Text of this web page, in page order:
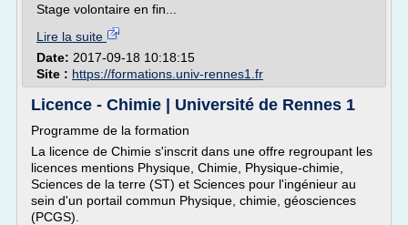
Stage volontaire en fin...
Lire la suite
Date: 2017-09-18 10:18:15
Site : https://formations.univ-rennes1.fr
Licence - Chimie | Université de Rennes 1
Programme de la formation
La licence de Chimie s'inscrit dans une offre regroupant les
licences mentions Physique, Chimie, Physique-chimie,
Sciences de la terre (ST) et Sciences pour l'ingénieur au
sein d'un portail commun Physique, chimie, géosciences
(PCGS).